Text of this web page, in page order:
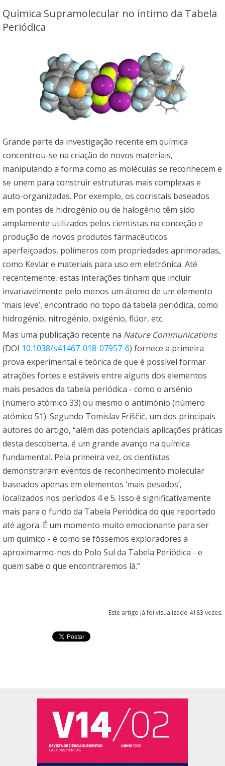
Química Supramolecular no íntimo da Tabela
Periódica
Grande parte da investigação recente em química
concentrou-se na criação de novos materiais,
manipulando a forma como as moléculas se reconhecem e
se unem para construir estruturas mais complexas e
auto-organizadas. Por exemplo, os cocristais baseados
em pontes de hidrogénio ou de halogénio têm sido
amplamente utilizados pelos cientistas na conceção e
produção de novos produtos farmacêuticos
aperfeiçoados, polímeros com propriedades aprimoradas,
como Kevlar e materiais para uso em eletrónica. Até
recentemente, estas interações tinham que incluir
invariavelmente pelo menos um átomo de um elemento
‘mais leve’, encontrado no topo da tabela periódica, como
hidrogénio, nitrogénio, oxigénio, flúor, etc.
Mas uma publicação recente na Nature Communications
(DOI 10.1038/s41467-018-07957-6) fornece a primeira
prova experimental e teórica de que é possível formar
atrações fortes e estáveis entre alguns dos elementos
mais pesados da tabela periódica - como o arsénio
(número atómico 33) ou mesmo o antimónio (número
atómico 51). Segundo Tomislav Friščić, um dos principais
autores do artigo, “além das potenciais aplicações práticas
desta descoberta, é um grande avanço na química
fundamental. Pela primeira vez, os cientistas
demonstraram eventos de reconhecimento molecular
baseados apenas em elementos ‘mais pesados’,
localizados nos períodos 4 e 5. Isso é significativamente
mais para o fundo da Tabela Periódica do que reportado
até agora. É um momento muito emocionante para ser
um químico - é como se fôssemos exploradores a
aproximarmo-nos do Polo Sul da Tabela Periódica - e
quem sabe o que encontraremos lá.”
Este artigo já foi visualizado 4183 vezes.